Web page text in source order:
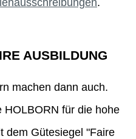
AUSBILDUNG
machen dann auch.
HOLBORN für die hohe
dem Gütesiegel "Faire